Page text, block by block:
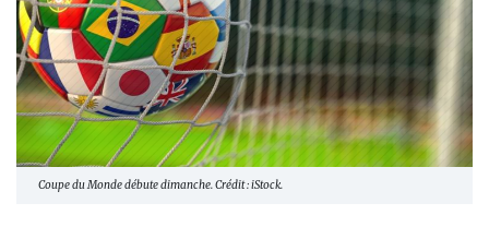
Coupe du Monde débute dimanche. Crédit : iStock.